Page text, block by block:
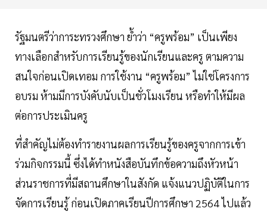
รัฐมนตรีว่าการะทรวงศึกษา ย้ำว่า “ครูพร้อม” เป็นเพียง
ทางเลือกสำหรับการเรียนรู้ของนักเรียนและครู ตามความ
สนใจก่อนเปิดเทอม การใช้งาน “ครูพร้อม” ไม่ใช่โครงการ
อบรม ห้ามมีการบังคับนับเป็นชั่วโมงเรียน หรือทำให้มีผล
ต่อการประเมินครู
ที่สำคัญไม่ต้องทำรายงานผลการเรียนรู้ของครูจากการเข้า
ร่วมกิจกรรมนี้ ซึ่งได้ทำหนังสือบันทึกข้อความถึงหัวหน้า
ส่วนราชการที่มีสถานศึกษาในสังกัด แจ้งแนวปฏิบัติในการ
จัดการเรียนรู้ ก่อนเปิดภาคเรียนปีการศึกษา 2564 ไปแล้ว